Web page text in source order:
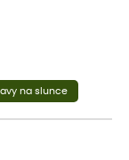
na slunce